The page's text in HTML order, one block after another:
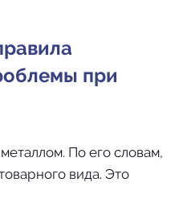
при
По его словам,
вида. Это